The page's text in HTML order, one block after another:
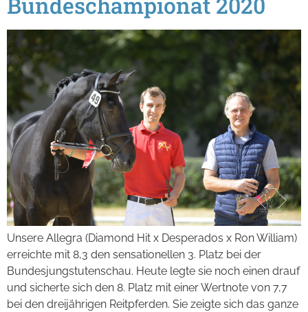
Unsere Allegra (Diamond Hit x Desperados x Ron William)
erreichte mit 8,3 den sensationellen 3. Platz bei der
Bundesjungstutenschau. Heute legte sie noch einen drauf
und sicherte sich den 8. Platz mit einer Wertnote von 7,7
bei den dreijährigen Reitpferden. Sie zeigte sich das ganze